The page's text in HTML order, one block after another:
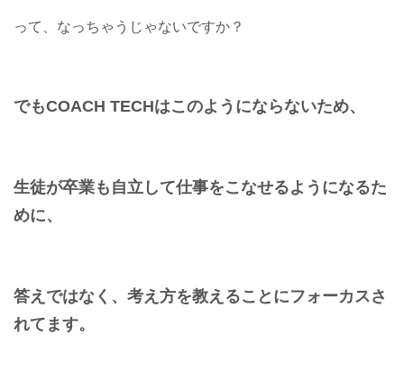
って、なっちゃうじゃないですか？
でもCOACH TECHはこのようにならないため、
生徒が卒業も自立して仕事をこなせるようになるた
めに、
答えではなく、 考え方を教えることにフォーカスさ
れてます。